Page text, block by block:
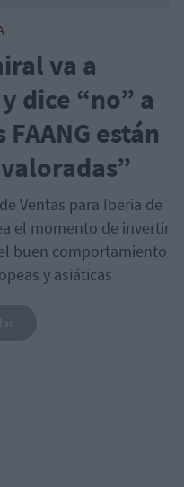
va a
dice “no” a
están
Ventas para Iberia de
el momento de invertir
buen comportamiento
y asiáticas